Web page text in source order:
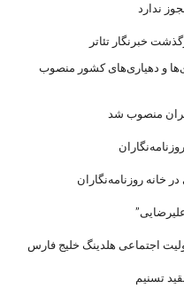
ندارد
خبرنگار تئاتر
و دهیاری‌های کشور منصوب
منصوب شد
خانه روزنامه‌نگاران
اجتماعی هلدینگ خلیج فارس
تسنیم